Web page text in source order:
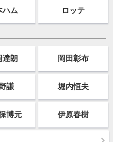
ハム ロッテ
達朗 岡田彰布
謙 堀内恒夫
博元 伊原春樹